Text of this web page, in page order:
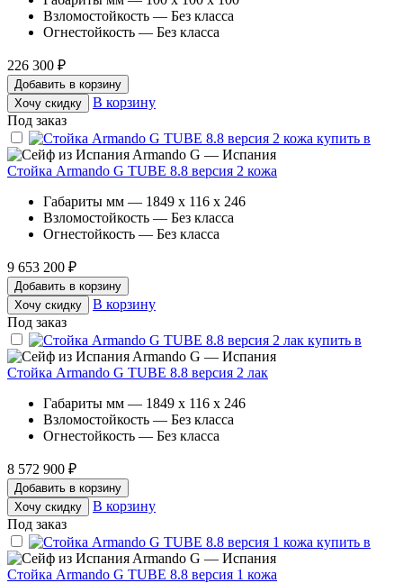
Взломостойкость — Без класса
Огнестойкость — Без класса
226 300 ₽
Добавить в корзину
Хочу скидку
В корзину
Под заказ
Armando G — Испания
Стойка Armando G TUBE 8.8 версия 2 кожа
Габариты мм — 1849 x 116 x 246
Взломостойкость — Без класса
Огнестойкость — Без класса
9 653 200 ₽
Добавить в корзину
Хочу скидку
В корзину
Под заказ
Armando G — Испания
Стойка Armando G TUBE 8.8 версия 2 лак
Габариты мм — 1849 x 116 x 246
Взломостойкость — Без класса
Огнестойкость — Без класса
8 572 900 ₽
Добавить в корзину
Хочу скидку
В корзину
Под заказ
Armando G — Испания
Стойка Armando G TUBE 8.8 версия 1 кожа